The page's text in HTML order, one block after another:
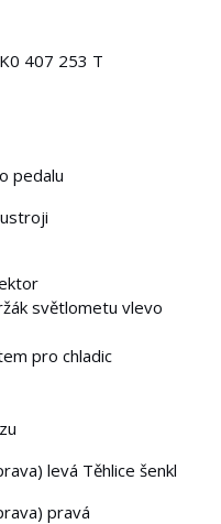
407 253 T
pedalu
světlometu vlevo
pro chladic
levá Těhlice šenkl
pravá